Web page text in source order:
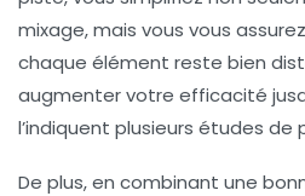
mixage, mais vous vous
chaque élément reste bien
augmenter votre efficacité
l’indiquent plusieurs études
De plus, en combinant une